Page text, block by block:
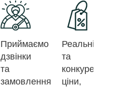
Приймаємо
дзвінки
та
замовлення
Реальні
та
ціни,